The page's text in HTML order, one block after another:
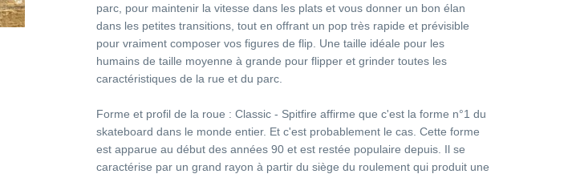
parc, pour maintenir la vitesse dans les plats et vous donner un bon élan
dans les petites transitions, tout en offrant un pop très rapide et prévisible
pour vraiment composer vos figures de flip. Une taille idéale pour les
humains de taille moyenne à grande pour flipper et grinder toutes les
caractéristiques de la rue et du parc.
Forme et profil de la roue : Classic - Spitfire affirme que c'est la forme n°1 du
skateboard dans le monde entier. Et c'est probablement le cas. Cette forme
est apparue au début des années 90 et est restée populaire depuis. Il se
caractérise par un grand rayon à partir du siège du roulement qui produit une